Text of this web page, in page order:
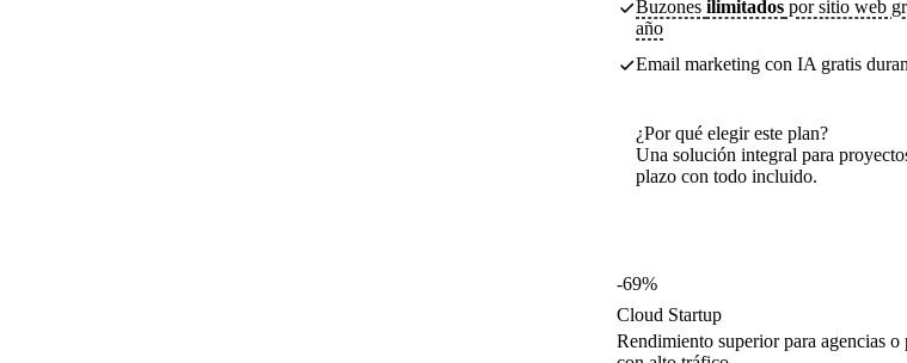
Buzones ilimitados por sitio web
año
Email marketing con IA gratis
¿Por qué elegir este plan?
Una solución integral para
plazo con todo incluido.
-69%
Cloud Startup
Rendimiento superior para agencias o